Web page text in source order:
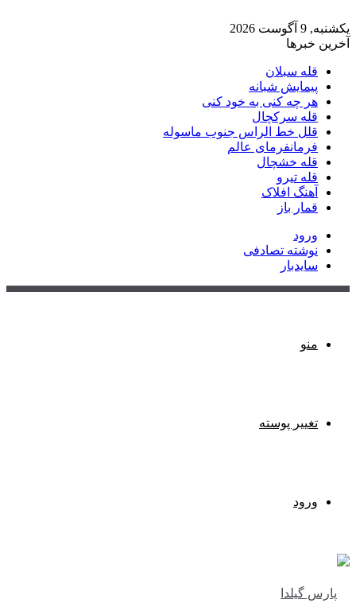
یکشنبه, 9 آگوست 2026
آخرین خبرها
قله سبلان
پیمایش شبانه
هر چه کنی به خود کنی
قله سرکچال
قلل خط الراس جنوب ماسوله
فرمانفرمای عالم
قله خشچال
قله تیرو
آهنگ افلاک
قمار باز
ورود
نوشته تصادفی
سایدبار
منو
تغییر پوسته
ورود